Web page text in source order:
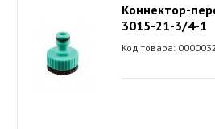
Коннектор-
3015-21-3/4-1
Код товара: